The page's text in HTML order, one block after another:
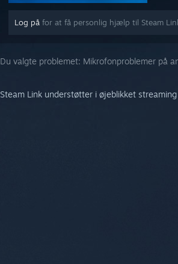
Log på for at få personlig hjælp til Steam
Du valgte problemet: Mikrofonproblemer på
Steam Link understøtter i øjeblikket